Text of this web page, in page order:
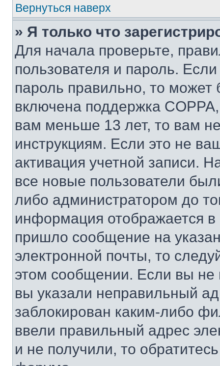
Вернуться наверх
» Я только что
Для начала проверьте,
пользователя и пароль.
пароль правильно, то может
включена поддержка
вам меньше 13 лет, то вам
инструкциям. Если это не
активация учетной записи.
все новые пользователи
либо администратором до
информация отображается
пришло сообщение на
электронной почты, то
этом сообщении. Если вы
вы указали неправильный
заблокирован каким-либо
ввели правильный адрес
и не получили, то